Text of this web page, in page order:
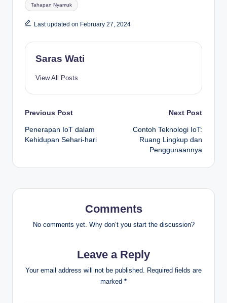
Tahapan Nyamuk
Last updated on February 27, 2024
Saras Wati
View All Posts
Post
navigation
Previous Post
Penerapan IoT dalam
Kehidupan Sehari-hari
Next Post
Contoh Teknologi IoT:
Ruang Lingkup dan
Penggunaannya
Comments
No comments yet. Why don’t you start the discussion?
Leave a Reply
Your email address will not be published. Required fields are
marked *